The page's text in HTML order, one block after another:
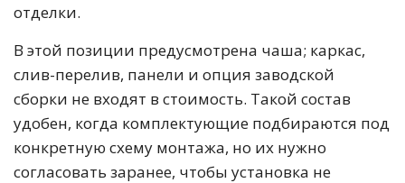
отделки.
В этой позиции предусмотрена чаша; каркас,
слив-перелив, панели и опция заводской
сборки не входят в стоимость. Такой состав
удобен, когда комплектующие подбираются под
конкретную схему монтажа, но их нужно
согласовать заранее, чтобы установка не